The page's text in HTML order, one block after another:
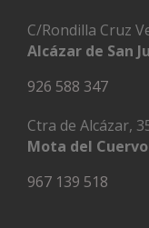
C/Rondilla Cruz
Alcázar de San
926 588 347
Ctra de Alcázar,
Mota del Cuervo
967 139 518